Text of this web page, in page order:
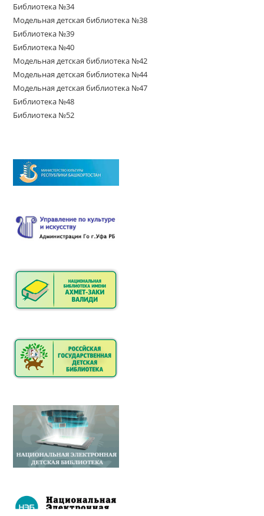
Библиотека №34
Модельная детская библиотека №38
Библиотека №39
Библиотека №40
Модельная детская библиотека №42
Модельная детская библиотека №44
Модельная детская библиотека №47
Библиотека №48
Библиотека №52